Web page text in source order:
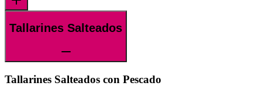
Tallarines Salteados
Tallarines Salteados con Pescado